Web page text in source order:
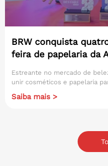
BRW conquista
feira de papelaria da
Estreante no mercado de
unir cosméticos e papelaria
Saiba mais >